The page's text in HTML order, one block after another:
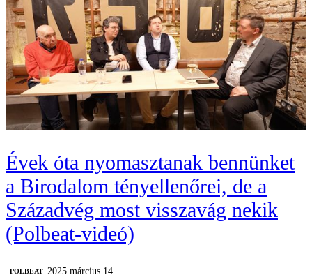
Évek óta nyomasztanak bennünket
a Birodalom tényellenőrei, de a
Századvég most visszavág nekik
(Polbeat-videó)
‎POLBEAT
2025 március 14.